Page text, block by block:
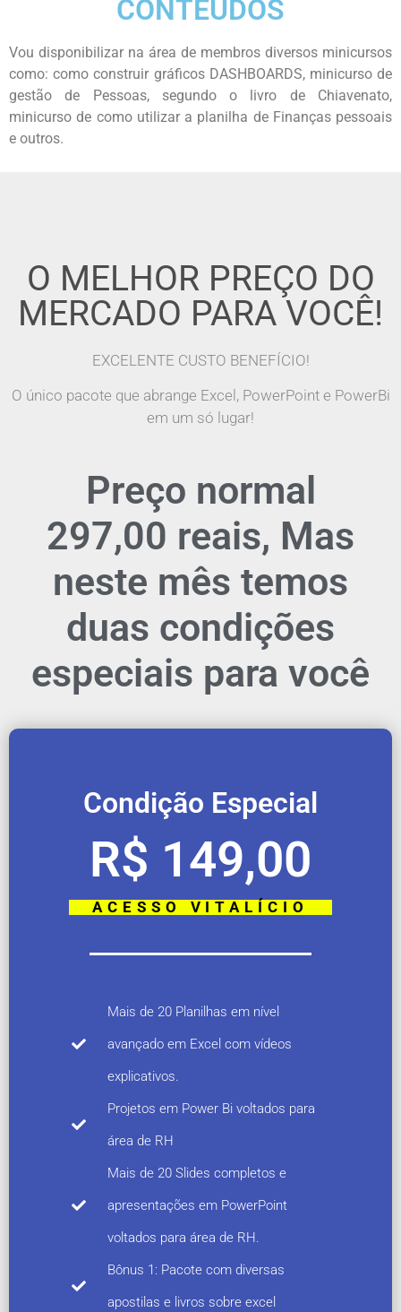
CONTEÚDOS
Vou disponibilizar na área de membros diversos minicursos
como: como construir gráficos DASHBOARDS, minicurso de
gestão de Pessoas, segundo o livro de Chiavenato,
minicurso de como utilizar a planilha de Finanças pessoais
e outros.
O MELHOR PREÇO DO
MERCADO PARA VOCÊ!
EXCELENTE CUSTO BENEFÍCIO!
O único pacote que abrange Excel, PowerPoint e PowerBi
em um só lugar!
Preço normal
297,00 reais, Mas
neste mês temos
duas condições
especiais para você
Condição Especial
R$ 149,00
ACESSO VITALÍCIO
Mais de 20 Planilhas em nível
avançado em Excel com vídeos
explicativos.
Projetos em Power Bi voltados para
área de RH
Mais de 20 Slides completos e
apresentações em PowerPoint
voltados para área de RH.
Bônus 1: Pacote com diversas
apostilas e livros sobre excel